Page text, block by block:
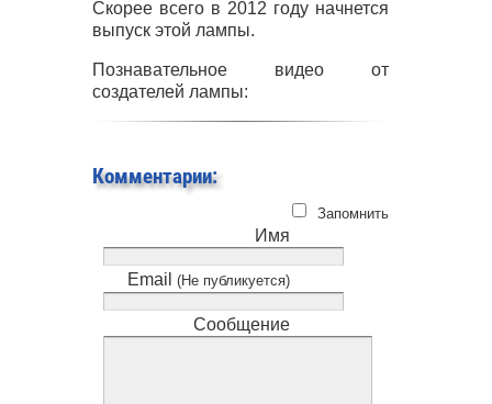
Скорее всего в 2012 году начнется
выпуск этой лампы.
Познавательное видео от
создателей лампы:
Комментарии:
Запомнить
Имя
Email (Не публикуется)
Сообщение